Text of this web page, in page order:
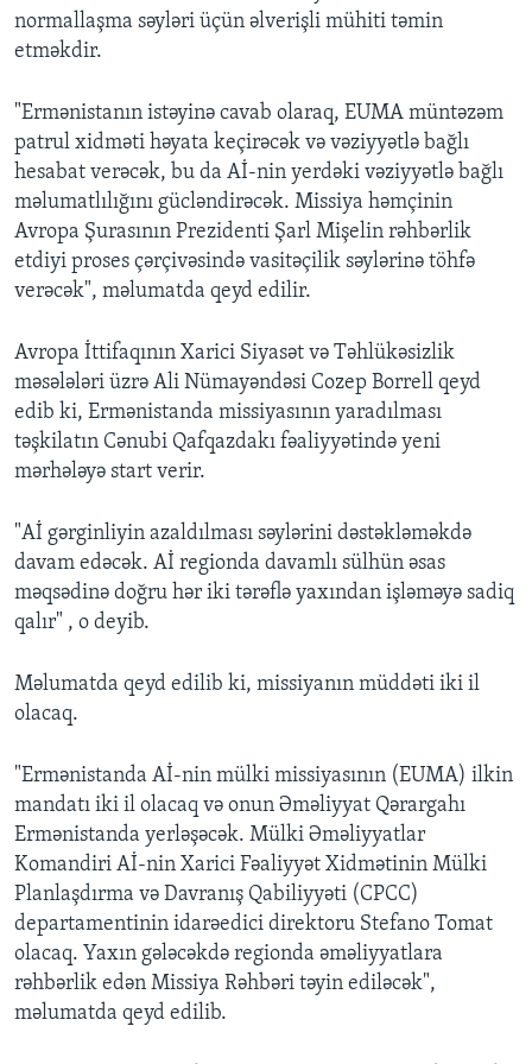
normallaşma səyləri üçün əlverişli mühiti təmin
etməkdir.
"Ermənistanın istəyinə cavab olaraq, EUMA müntəzəm
patrul xidməti həyata keçirəcək və vəziyyətlə bağlı
hesabat verəcək, bu da Aİ-nin yerdəki vəziyyətlə bağlı
məlumatlılığını gücləndirəcək. Missiya həmçinin
Avropa Şurasının Prezidenti Şarl Mişelin rəhbərlik
etdiyi proses çərçivəsində vasitəçilik səylərinə töhfə
verəcək", məlumatda qeyd edilir.
Avropa İttifaqının Xarici Siyasət və Təhlükəsizlik
məsələləri üzrə Ali Nümayəndəsi Cozep Borrell qeyd
edib ki, Ermənistanda missiyasının yaradılması
təşkilatın Cənubi Qafqazdakı fəaliyyətində yeni
mərhələyə start verir.
"Aİ gərginliyin azaldılması səylərini dəstəkləməkdə
davam edəcək. Aİ regionda davamlı sülhün əsas
məqsədinə doğru hər iki tərəflə yaxından işləməyə sadiq
qalır" , o deyib.
Məlumatda qeyd edilib ki, missiyanın müddəti iki il
olacaq.
"Ermənistanda Aİ-nin mülki missiyasının (EUMA) ilkin
mandatı iki il olacaq və onun Əməliyyat Qərargahı
Ermənistanda yerləşəcək. Mülki Əməliyyatlar
Komandiri Aİ-nin Xarici Fəaliyyət Xidmətinin Mülki
Planlaşdırma və Davranış Qabiliyyəti (CPCC)
departamentinin idarəedici direktoru Stefano Tomat
olacaq. Yaxın gələcəkdə regionda əməliyyatlara
rəhbərlik edən Missiya Rəhbəri təyin ediləcək",
məlumatda qeyd edilib.